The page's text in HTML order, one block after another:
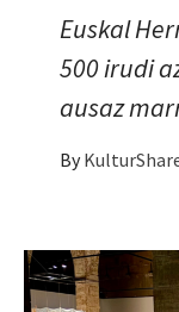
Euskal
500 irudi
ausaz
By